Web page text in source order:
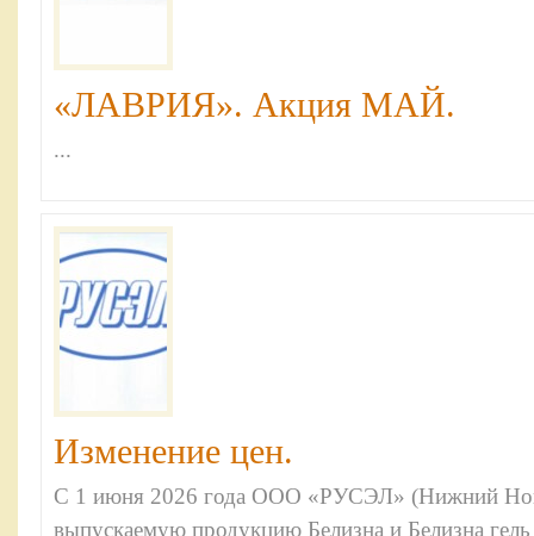
«ЛАВРИЯ». Акция МАЙ.
...
Изменение цен.
С 1 июня 2026 года ООО «РУСЭЛ» (Нижний
выпускаемую продукцию Белизна и Белизна